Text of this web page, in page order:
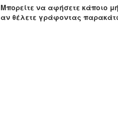
Μπορείτε να αφήσετε κάποιο
αν θέλετε γράφοντας